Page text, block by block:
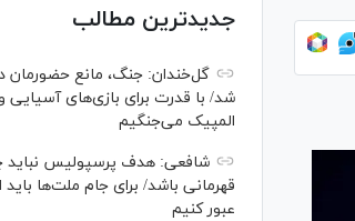
جدیدترین مطالب
شد/ با قدرت برای بازی‌های
المپیک می‌جنگیم
شافعی: هدف پرسپولیس نباید
قهرمانی باشد/ برای جام ملت‌ها باید
عبور کنیم